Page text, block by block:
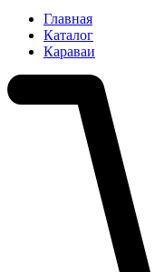
Главная
Каталог
Караваи